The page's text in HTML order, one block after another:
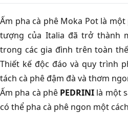
Ấm pha cà phê Moka Pot là
tượng của Italia đã trở thành
trong các gia đình trên toàn
Thiết kế độc đáo và quy trình
tách cà phê đậm đà và thơm
Ấm pha cà phê PEDRINI là một
có thể pha cà phê ngon một